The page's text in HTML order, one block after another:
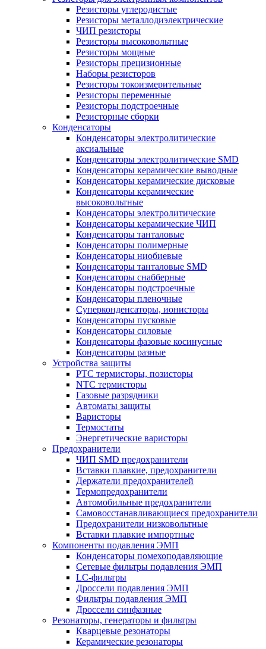
Резисторы углеродистые
Резисторы металлодиэлектрические
ЧИП резисторы
Резисторы высоковольтные
Резисторы мощные
Резисторы прецизионные
Наборы резисторов
Резисторы токоизмерительные
Резисторы переменные
Резисторы подстроечные
Резисторные сборки
Конденсаторы
Конденсаторы электролитические
аксиальные
Конденсаторы электролитические SMD
Конденсаторы керамические выводные
Конденсаторы керамические дисковые
Конденсаторы керамические
высоковольтные
Конденсаторы электролитические
Конденсаторы керамические ЧИП
Конденсаторы танталовые
Конденсаторы полимерные
Конденсаторы ниобиевые
Конденсаторы танталовые SMD
Конденсаторы снабберные
Конденсаторы подстроечные
Конденсаторы пленочные
Суперконденсаторы, ионисторы
Конденсаторы пусковые
Конденсаторы силовые
Конденсаторы фазовые косинусные
Конденсаторы разные
Устройства защиты
PTC термисторы, позисторы
NTC термисторы
Газовые разрядники
Автоматы защиты
Варисторы
Термостаты
Энергетические варисторы
Предохранители
ЧИП SMD предохранители
Вставки плавкие, предохранители
Держатели предохранителей
Термопредохранители
Автомобильные предохранители
Самовосстанавливающиеся предохранители
Предохранители низковольтные
Вставки плавкие импортные
Компоненты подавления ЭМП
Конденсаторы помехоподавляющие
Сетевые фильтры подавления ЭМП
LC-фильтры
Дроссели подавления ЭМП
Фильтры подавления ЭМП
Дроссели синфазные
Резонаторы, генераторы и фильтры
Кварцевые резонаторы
Керамические резонаторы